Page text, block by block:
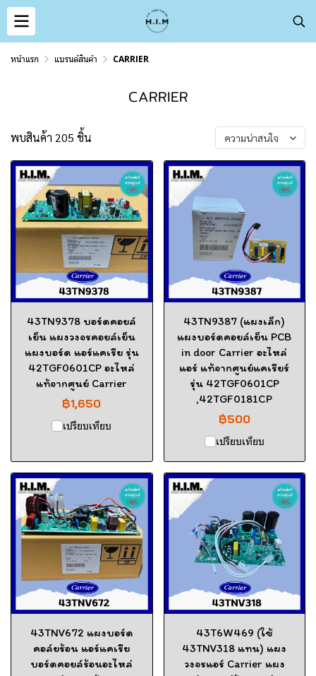
หน้าแรก แบรนด์สินค้า CARRIER
CARRIER
พบสินค้า 205 ชิ้น ความน่าสนใจ
43TN9378 บอร์ดคอยล์
เย็น แผงวงจรคอยล์เย็น
แผงบอร์ด แอร์แคเรีย รุ่น
42TGF0601CP อะไหล่
แท้จากศูนย์ Carrier
฿1,650
เปรียบเทียบ
43TN9387 (แผงเล็ก)
แผงบอร์ดคอยล์เย็น PCB
in door Carrier อะไหล่
แอร์ แท้จากศูนย์แคเรียร์
รุ่น 42TGF0601CP
,42TGF0181CP
฿500
เปรียบเทียบ
43TNV672 แผงบอร์ด
คอล์ยร้อน แอร์แคเรีย
บอร์ดคอยล์ร้อนอะไหล่
43T6W469 (ใช้
43TNV318 แทน) แผง
วงจรแอร์ Carrier แผง